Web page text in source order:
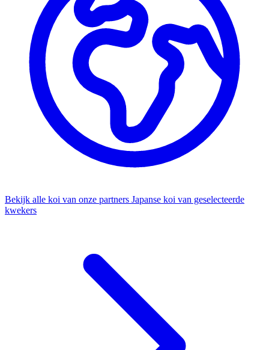
Bekijk alle koi van onze partners Japanse koi van geselecteerde
kwekers